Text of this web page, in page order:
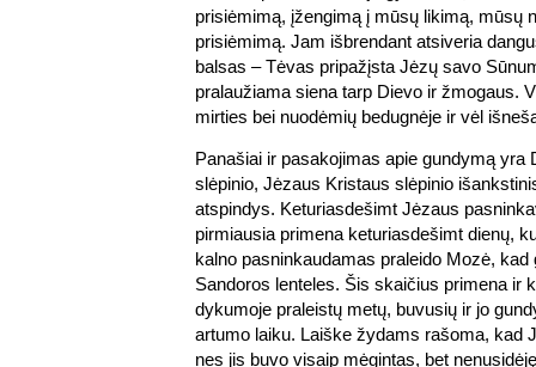
prisiėmimą, įžengimą į mūsų likimą, mūsų
prisiėmimą. Jam išbrendant atsiveria
balsas – Tėvas pripažįsta Jėzų savo
pralaužiama siena tarp Dievo ir žmogaus.
mirties bei nuodėmių bedugnėje ir vėl
Panašiai ir pasakojimas apie gundymą yra
slėpinio, Jėzaus Kristaus slėpinio
atspindys. Keturiasdešimt Jėzaus
pirmiausia primena keturiasdešimt dienų,
kalno pasninkaudamas praleido Mozė, kad
Sandoros lenteles. Šis skaičius primena ir
dykumoje praleistų metų, buvusių ir jo
artumo laiku. Laiške žydams rašoma, kad
nes jis buvo visaip mėgintas, bet